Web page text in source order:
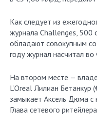
Как следует из
журнала Challenges,
обладают совокупным
году журнал насчитал
На втором месте —
L’Oreal Лилиан
замыкает Аксель Дюма с
Глава сетевого